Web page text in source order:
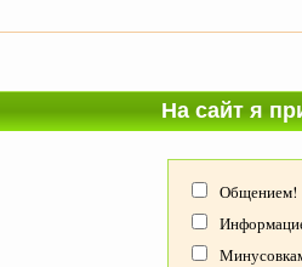
На сайт я
Общением!